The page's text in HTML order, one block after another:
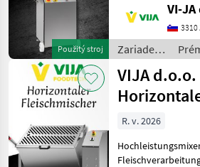
Použitý stroj
ideale Lösung für
eine zuverlässige
langlebige
profes
VI-
3310
Zariadenia
potravinárskeho
priemyslu
/ VIJA
d.o.o.
VIJA d.o.o.
R. v. 2026